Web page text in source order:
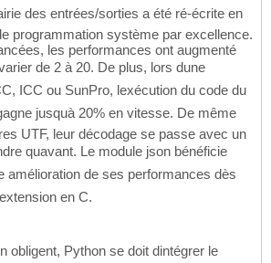
des entrées/sorties a été ré-écrite en
programmation système par excellence.
les performances ont augmenté
de 2 à 20. De plus, lors dune
ICC ou SunPro, lexécution du code du
jusquà 20% en vitesse. De même
UTF, leur décodage se passe avec un
quavant. Le module json bénéficie
amélioration de ses performances dès
extension en C.
obligent, Python se doit dintégrer le